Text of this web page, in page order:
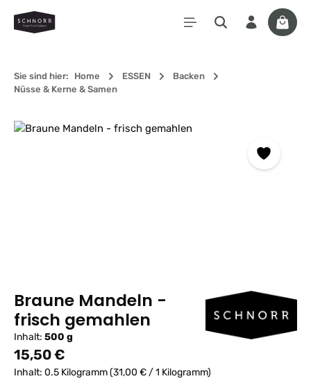
Zum Hauptinhalt springen
Sie sind hier: Home ESSEN
Backen
Nüsse & Kerne & Samen
Bildergalerie überspringen
Braune Mandeln -
frisch gemahlen
Inhalt: 500 g
Regulärer Preis:
15,50 €
Inhalt: 0.5 Kilogramm(31,00 € / 1 Kilogramm)